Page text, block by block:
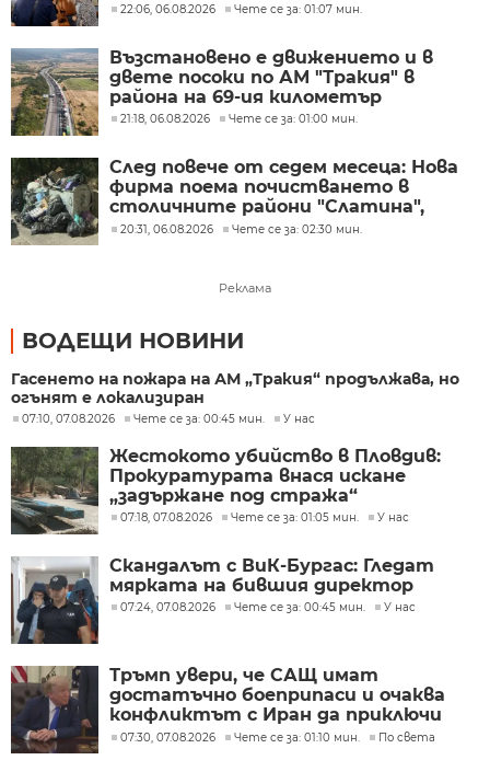
22:06, 06.08.2026 Чете се за: 01:07 мин.
Възстановено е движението и в
двете посоки по АМ "Тракия" в
района на 69-ия километър
21:18, 06.08.2026 Чете се за: 01:00 мин.
След повече от седем месеца: Нова
фирма поема почистването в
столичните райони "Слатина",
"Подуяне" и "Изгрев"
20:31, 06.08.2026 Чете се за: 02:30 мин.
Реклама
ВОДЕЩИ НОВИНИ
Гасенето на пожара на АМ „Тракия“ продължава, но
огънят е локализиран
07:10, 07.08.2026 Чете се за: 00:45 мин. У нас
Жестокото убийство в Пловдив:
Прокуратурата внася искане
„задържане под стража“
07:18, 07.08.2026 Чете се за: 01:05 мин. У нас
Скандалът с ВиК-Бургас: Гледат
мярката на бившия директор
07:24, 07.08.2026 Чете се за: 00:45 мин. У нас
Тръмп увери, че САЩ имат
достатъчно боеприпаси и очаква
конфликтът с Иран да приключи
скоро
07:30, 07.08.2026 Чете се за: 01:10 мин. По света